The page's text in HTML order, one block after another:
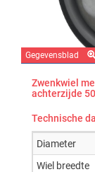
Gegevensblad
Zwenkwiel
achterzijde
Technische
Diameter
Wiel breedte